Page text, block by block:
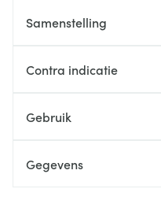
Samenstelling
Contra indicatie
Gebruik
Gegevens